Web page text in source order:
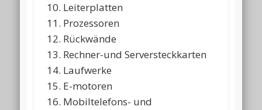
Leiterplatten
Prozessoren
Rückwände
Rechner-und Serversteckkarten
Laufwerke
E-motoren
Mobiltelefons- und